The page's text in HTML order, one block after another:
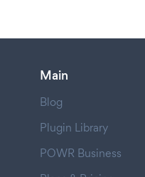
Main
Blog
Plugin Library
POWR Business